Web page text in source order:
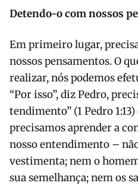
Detendo-o com nossos
Em primeiro lugar,
nossos pensamentos. O
realizar, nós podemos
“Por isso”, diz Pedro,
tendimento” (1 Pedro
precisamos aprender a
nosso entendimento –
vestimenta; nem o
sua seme­lhança; nem os